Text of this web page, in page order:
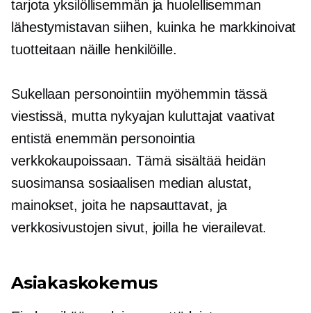
tarjota yksilöllisemmän ja huolellisemman
lähestymistavan siihen, kuinka he markkinoivat
tuotteitaan näille henkilöille.
Sukellaan personointiin myöhemmin tässä
viestissä, mutta nykyajan kuluttajat vaativat
entistä enemmän personointia
verkkokaupoissaan. Tämä sisältää heidän
suosimansa sosiaalisen median alustat,
mainokset, joita he napsauttavat, ja
verkkosivustojen sivut, joilla he vierailevat.
Asiakaskokemus